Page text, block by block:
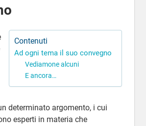
Contenuti
Ad ogni tema il suo convegno
Vediamone alcuni
E ancora…
determinato argomento, i cui
esperti in materia che